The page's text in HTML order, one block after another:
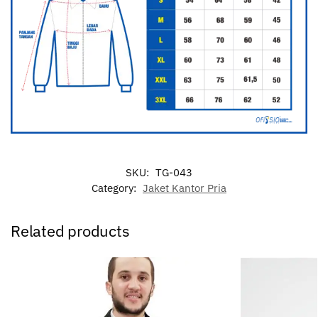
SKU: TG-043
Category: Jaket Kantor Pria
Related products